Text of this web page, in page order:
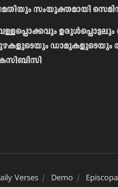
സംയുക്തമായി
ഉരുള്‍പ്പൊട്ടലും
ഡാമുകളുടെയും
Verses Demo